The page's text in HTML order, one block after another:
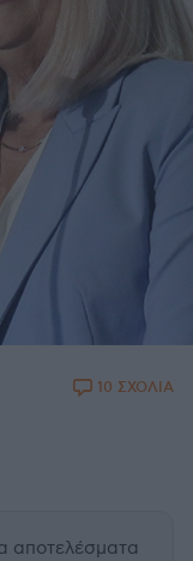
10 ΣΧΟΛΙΑ
αποτελέσματα